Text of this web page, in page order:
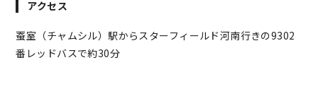
アクセス
蚕室（チャムシル）駅からスターフィールド河南行きの9302
番レッドバスで約30分